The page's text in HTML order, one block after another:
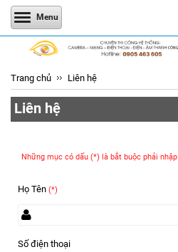
Menu
Trang chủ Liên hệ
Liên hệ
Những mục có dấu (*) là bắt buộc phải nhập
Họ Tên (*)
Số điện thoại